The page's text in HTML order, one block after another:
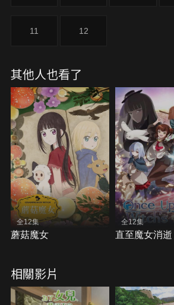
11 12
其他人也看了
全12集
蘑菇魔女
全12集
直至魔女消逝
相關影片